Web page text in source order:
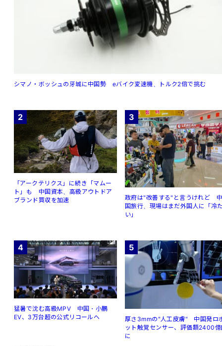
シマノ・ボッシュの牙城に中国勢 eバイク変速機、トルク2倍で挑む
2
「アークテリクス」に続き「マムー
ト」も 中国資本、高級アウトドア
ブランド買収を加速
3
政府は"改善する"と言うけれど
国旅行、現場はまだ外国人に「冷
い」
4
猛暑で沈む高級MPV 中国・小鵬
EV、3万台超の公式リコールへ
5
厚さ3mmの"人工皮膚" 中国発ロ
ット触覚センサー、評価額2400
に